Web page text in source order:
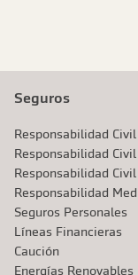
Seguros
Responsabilidad
Seguros Personales
Líneas Financieras
Caución
Energías Renovables